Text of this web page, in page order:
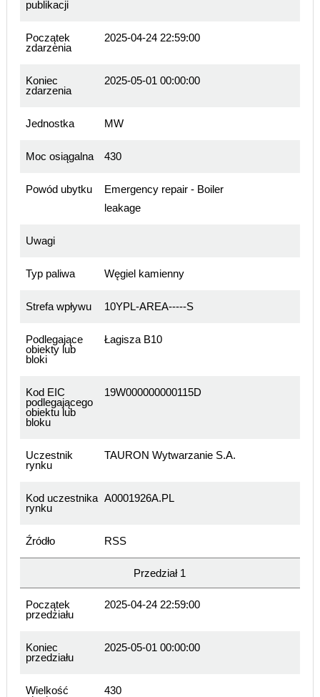
publikacji
Początek
zdarzenia
2025-04-24 22:59:00
Koniec
zdarzenia
2025-05-01 00:00:00
Jednostka MW
Moc osiągalna 430
Powód ubytku
Emergency repair - Boiler
leakage
Uwagi
Typ paliwa Węgiel kamienny
Strefa wpływu 10YPL-AREA-----S
Podlegające
obiekty lub
bloki
Łagisza B10
Kod EIC
podlegającego
obiektu lub
bloku
19W000000000115D
Uczestnik
rynku
TAURON Wytwarzanie S.A.
Kod uczestnika
rynku
A0001926A.PL
Źródło RSS
Przedział 1
Początek
przedziału
2025-04-24 22:59:00
Koniec
przedziału
2025-05-01 00:00:00
Wielkość
430